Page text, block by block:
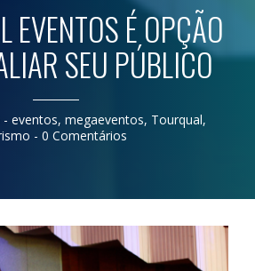
EVENTOS É OPÇÃO
SEU PÚBLICO
- eventos, megaeventos, Tourqual,
- 0 Comentários